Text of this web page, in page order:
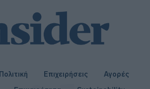
Πολιτική Επιχειρήσεις
Αγορές